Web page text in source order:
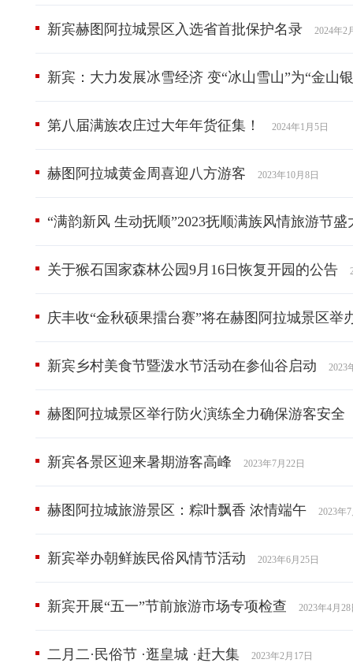
新宾赫图阿拉城景区入选省首批保护名录 2024年2
新宾：大力发展冰雪经济 变“冰山雪山”为“金山
第八届满族农庄过大年年货征集！ 2024年1月5日
赫图阿拉城黄金周喜迎八方游客 2023年10月8日
“满韵新风 生动抚顺”2023抚顺满族风情旅游节盛
关于猴石国家森林公园9月16日恢复开园的公告
庆丰收“金秋硕果擂台赛”将在赫图阿拉城景区举
新宾乡村美食节暨泼水节活动在参仙谷启动 2023
赫图阿拉城景区举行防火演练全力确保游客安全
新宾各景区迎来暑期游客高峰 2023年7月22日
赫图阿拉城旅游景区：粽叶飘香 浓情端午 2023年
新宾举办朝鲜族民俗风情节活动 2023年6月25日
新宾开展“五一”节前旅游市场专项检查 2023年4月28
二月二·民俗节 ·逛皇城 ·赶大集 2023年2月17日